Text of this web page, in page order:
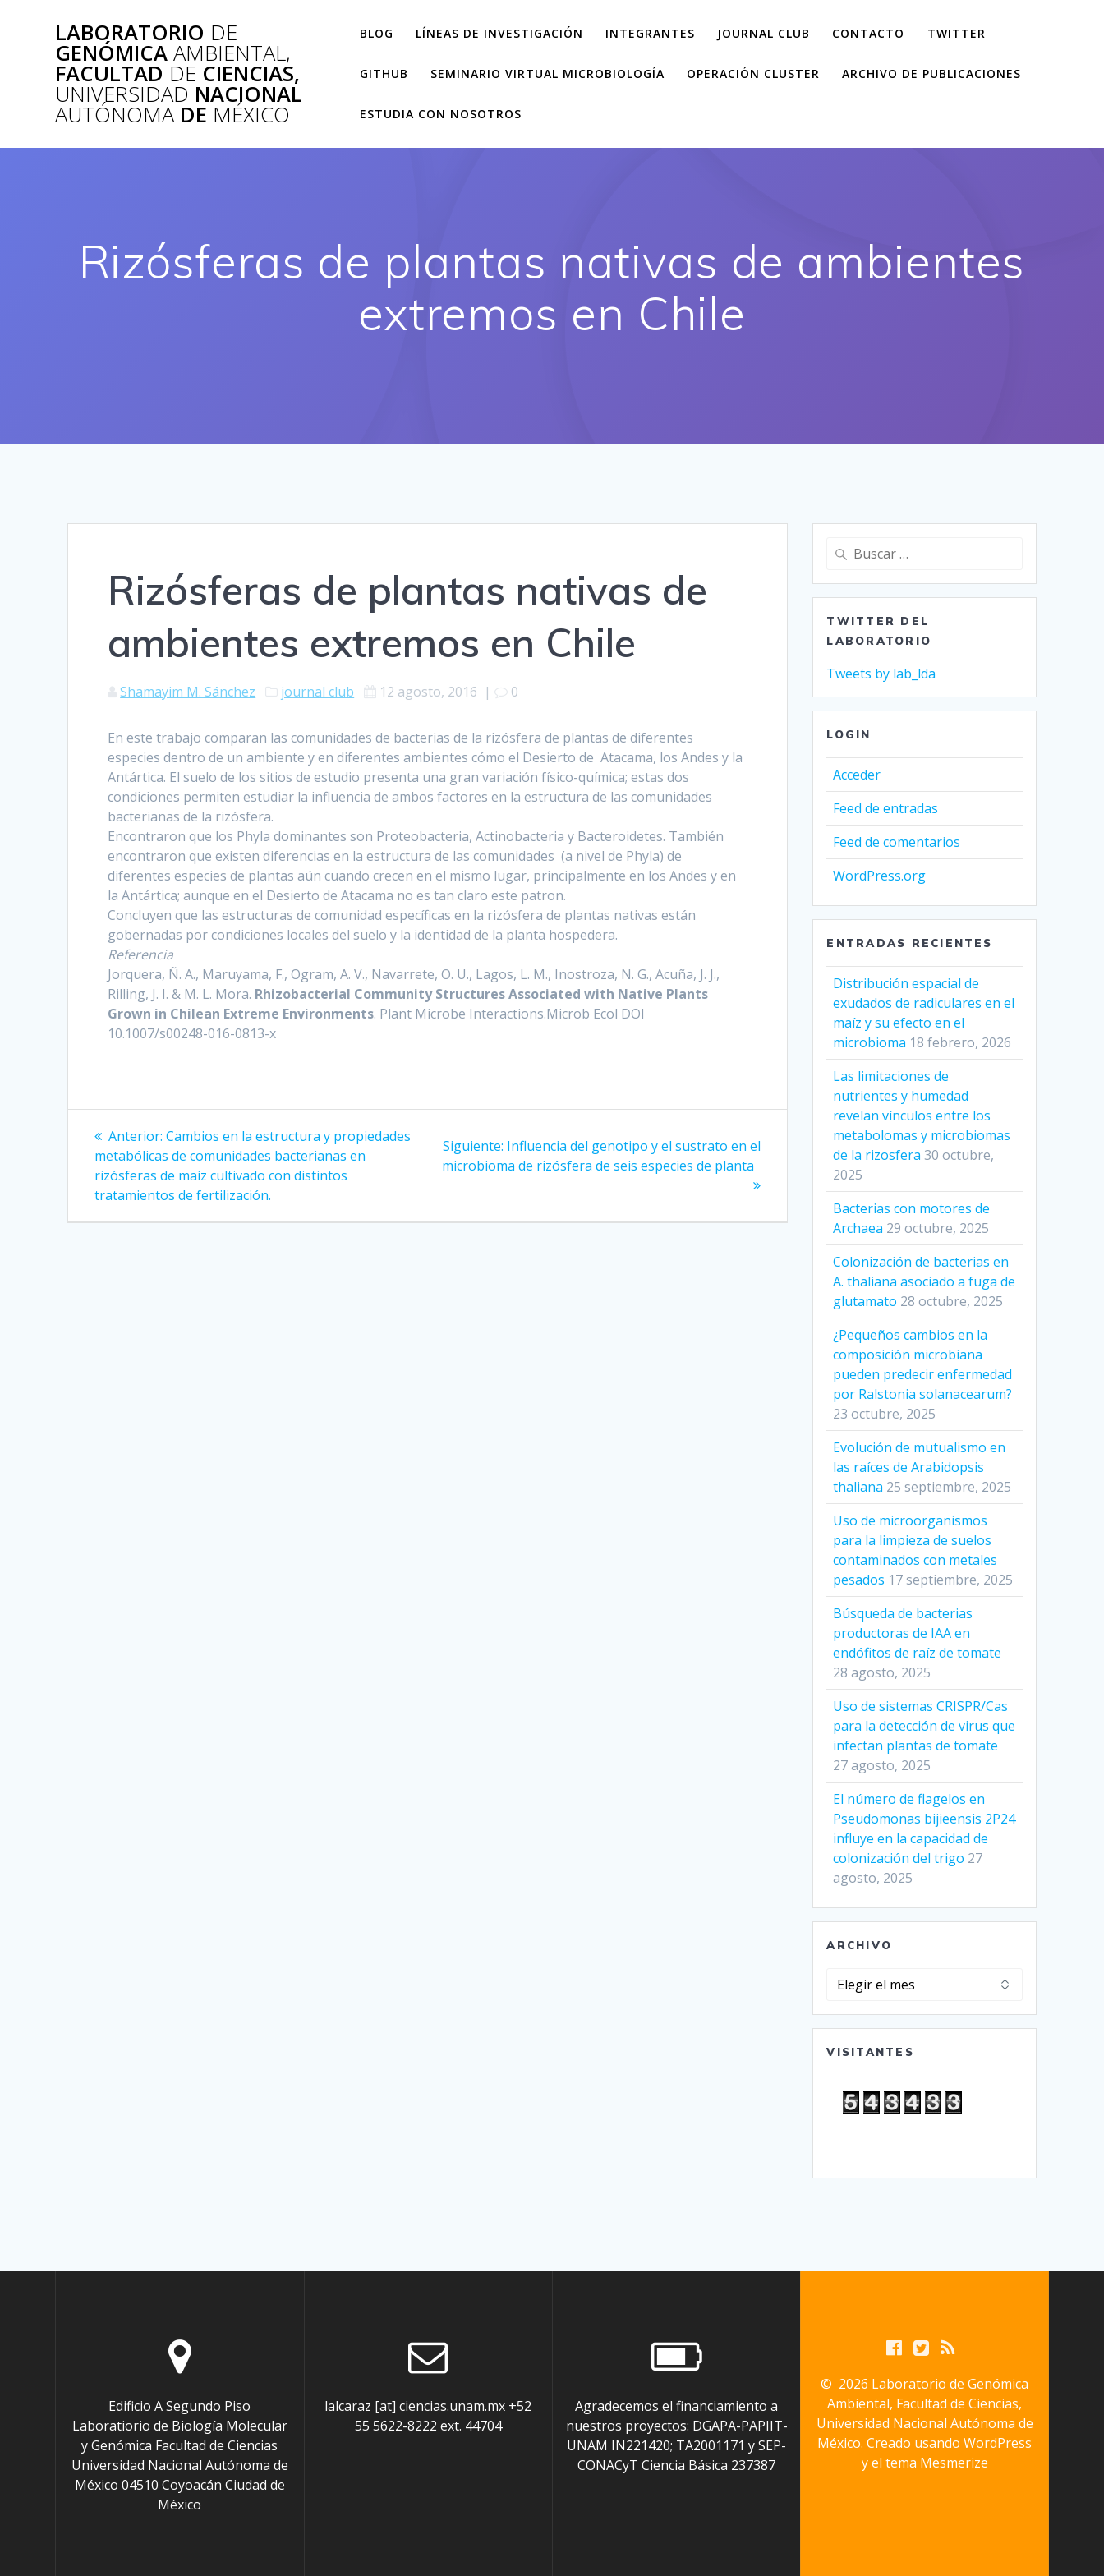
contenido
LABORATORIO DE
GENÓMICA AMBIENTAL,
FACULTAD DE CIENCIAS,
UNIVERSIDAD NACIONAL
AUTÓNOMADE MÉXICO
BLOG LÍNEAS DE INVESTIGACIÓN INTEGRANTES JOURNAL CLUB CONTACTO TWITTER
GITHUB SEMINARIO VIRTUAL MICROBIOLOGÍA OPERACIÓN CLUSTER ARCHIVO DE PUBLICACIONES
ESTUDIA CON NOSOTROS
Rizósferas de plantas nativas de ambientes
extremos en Chile
Rizósferas de plantas nativas de
ambientes extremos en Chile
Shamayim M. Sánchez journal club 12 agosto, 2016 | 0
En este trabajo comparan las comunidades de bacterias de la rizósfera de plantas de diferentes
especies dentro de un ambiente y en diferentes ambientes cómo el Desierto de Atacama, los Andes y la
Antártica. El suelo de los sitios de estudio presenta una gran variación físico-química; estas dos
condiciones permiten estudiar la influencia de ambos factores en la estructura de las comunidades
bacterianas de la rizósfera.
Encontraron que los Phyla dominantes son Proteobacteria, Actinobacteria y Bacteroidetes. También
encontraron que existen diferencias en la estructura de las comunidades (a nivel de Phyla) de
diferentes especies de plantas aún cuando crecen en el mismo lugar, principalmente en los Andes y en
la Antártica; aunque en el Desierto de Atacama no es tan claro este patron.
Concluyen que las estructuras de comunidad específicas en la rizósfera de plantas nativas están
gobernadas por condiciones locales del suelo y la identidad de la planta hospedera.
Referencia
Jorquera, Ñ. A., Maruyama, F., Ogram, A. V., Navarrete, O. U., Lagos, L. M., Inostroza, N. G., Acuña, J. J.,
Rilling, J. I. & M. L. Mora. Rhizobacterial Community Structures Associated with Native Plants
Grown in Chilean Extreme Environments. Plant Microbe Interactions.Microb Ecol DOI
10.1007/s00248-016-0813-x
Navegación
de
entradas
Anterior: Entrada
anterior:
Cambios en la estructura y propiedades
metabólicas de comunidades bacterianas en
rizósferas de maíz cultivado con distintos
tratamientos de fertilización.
Siguiente: Siguiente
entrada:
Influencia del genotipo y el sustrato en el
microbioma de rizósfera de seis especies de planta
Buscar:
TWITTER DEL
LABORATORIO
Tweets by lab_lda
LOGIN
Acceder
Feed de entradas
Feed de comentarios
WordPress.org
ENTRADAS RECIENTES
Distribución espacial de
exudados de radiculares en el
maíz y su efecto en el
microbioma 18 febrero, 2026
Las limitaciones de
nutrientes y humedad
revelan vínculos entre los
metabolomas y microbiomas
de la rizosfera 30 octubre,
2025
Bacterias con motores de
Archaea 29 octubre, 2025
Colonización de bacterias en
A. thaliana asociado a fuga de
glutamato 28 octubre, 2025
¿Pequeños cambios en la
composición microbiana
pueden predecir enfermedad
por Ralstonia solanacearum?
23 octubre, 2025
Evolución de mutualismo en
las raíces de Arabidopsis
thaliana 25 septiembre, 2025
Uso de microorganismos
para la limpieza de suelos
contaminados con metales
pesados 17 septiembre, 2025
Búsqueda de bacterias
productoras de IAA en
endófitos de raíz de tomate
28 agosto, 2025
Uso de sistemas CRISPR/Cas
para la detección de virus que
infectan plantas de tomate
27 agosto, 2025
El número de flagelos en
Pseudomonas bijieensis 2P24
influye en la capacidad de
colonización del trigo 27
agosto, 2025
ARCHIVO
Archivo
VISITANTES
Edificio A Segundo Piso
Laboratiorio de Biología Molecular
y Genómica Facultad de Ciencias
Universidad Nacional Autónoma de
México 04510 Coyoacán Ciudad de
México
lalcaraz [at] ciencias.unam.mx +52
55 5622-8222 ext. 44704
Agradecemos el financiamiento a
nuestros proyectos: DGAPA-PAPIIT-
UNAM IN221420; TA2001171 y SEP-
CONACyT Ciencia Básica 237387
© 2026 Laboratorio de Genómica
Ambiental, Facultad de Ciencias,
Universidad Nacional Autónoma de
México. Creado usando WordPress
y el tema Mesmerize